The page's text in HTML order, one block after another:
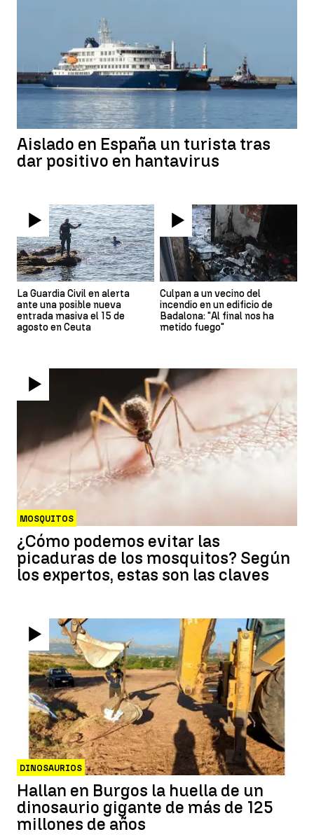
Aislado en España un turista tras
dar positivo en hantavirus
La Guardia Civil en alerta
ante una posible nueva
entrada masiva el 15 de
agosto en Ceuta
Culpan a un vecino del
incendio en un edificio de
Badalona: "Al final nos ha
metido fuego"
MOSQUITOS
¿Cómo podemos evitar las
picaduras de los mosquitos? Según
los expertos, estas son las claves
DINOSAURIOS
Hallan en Burgos la huella de un
dinosaurio gigante de más de 125
millones de años